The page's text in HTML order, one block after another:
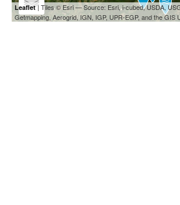
Leaflet| Tiles © Esri — Source: Esri, i-cubed, USDA,
Getmapping, Aerogrid, IGN, IGP, UPR-EGP, and the GIS